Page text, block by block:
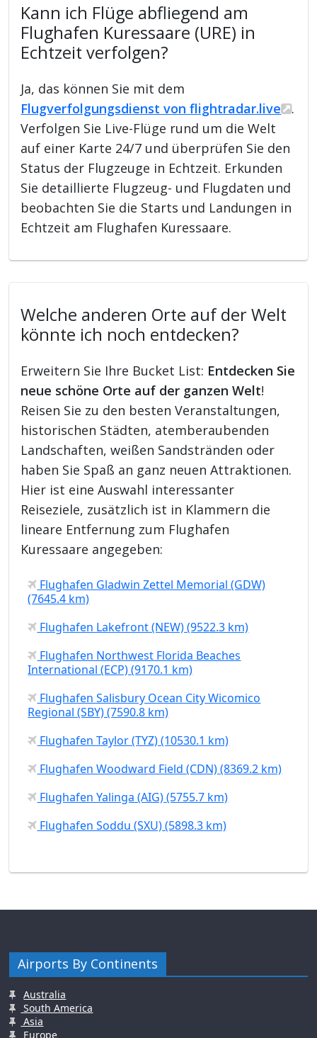
Kann ich Flüge abfliegend am
Flughafen Kuressaare (URE) in
Echtzeit verfolgen?
Ja, das können Sie mit dem
Flugverfolgungsdienst von flightradar.live
.
Verfolgen Sie Live-Flüge rund um die Welt
auf einer Karte 24/7 und überprüfen Sie den
Status der Flugzeuge in Echtzeit. Erkunden
Sie detaillierte Flugzeug- und Flugdaten und
beobachten Sie die Starts und Landungen in
Echtzeit am Flughafen Kuressaare.
Welche anderen Orte auf der Welt
könnte ich noch entdecken?
Erweitern Sie Ihre Bucket List: Entdecken Sie
neue schöne Orte auf der ganzen Welt!
Reisen Sie zu den besten Veranstaltungen,
historischen Städten, atemberaubenden
Landschaften, weißen Sandstränden oder
haben Sie Spaß an ganz neuen Attraktionen.
Hier ist eine Auswahl interessanter
Reiseziele, zusätzlich ist in Klammern die
lineare Entfernung zum Flughafen
Kuressaare angegeben:
Flughafen Gladwin Zettel Memorial (GDW)
(7645.4 km)
Flughafen Lakefront (NEW) (9522.3 km)
Flughafen Northwest Florida Beaches
International (ECP) (9170.1 km)
Flughafen Salisbury Ocean City Wicomico
Regional (SBY) (7590.8 km)
Flughafen Taylor (TYZ) (10530.1 km)
Flughafen Woodward Field (CDN) (8369.2 km)
Flughafen Yalinga (AIG) (5755.7 km)
Flughafen Soddu (SXU) (5898.3 km)
Airports By Continents
Australia
South America
Asia
Europe